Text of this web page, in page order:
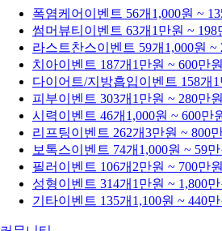
폭염케어 이벤트 56개 1,000원 ~
썸머뷰티 이벤트 63개 1만원 ~ 198
라스트찬스이벤트 59개 1,000원 ~
치아이벤트 187개 1만원 ~ 600만원
다이어트/지방흡입이벤트 158개
피부이벤트 303개 1만원 ~ 280만원
시력이벤트 46개 1,000원 ~ 600만
리프팅이벤트 262개3만원 ~ 800
보톡스이벤트 74개 1,000원 ~ 59만
필러 이벤트 106개 2만원 ~ 700만원
성형이벤트 314개 1만원 ~ 1,800만
기타이벤트 135개 1,100원 ~ 440만